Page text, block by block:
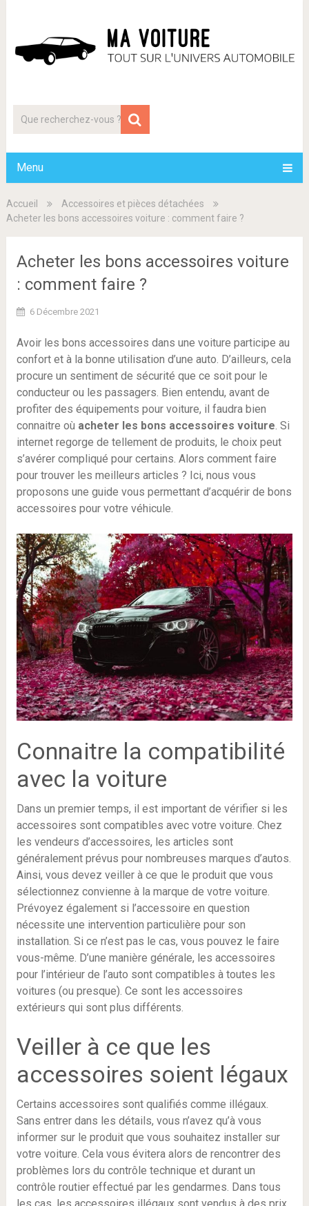
Menu
Accueil
Accessoires et pièces détachées
Acheter les bons accessoires voiture : comment faire ?
Acheter les bons accessoires voiture
: comment faire ?
6 Décembre 2021
Avoir les bons accessoires dans une voiture participe au
confort et à la bonne utilisation d’une auto. D’ailleurs, cela
procure un sentiment de sécurité que ce soit pour le
conducteur ou les passagers. Bien entendu, avant de
profiter des équipements pour voiture, il faudra bien
connaitre où acheter les bons accessoires voiture. Si
internet regorge de tellement de produits, le choix peut
s’avérer compliqué pour certains. Alors comment faire
pour trouver les meilleurs articles ? Ici, nous vous
proposons une guide vous permettant d’acquérir de bons
accessoires pour votre véhicule.
Connaitre la compatibilité
avec la voiture
Dans un premier temps, il est important de vérifier si les
accessoires sont compatibles avec votre voiture. Chez
les vendeurs d’accessoires, les articles sont
généralement prévus pour nombreuses marques d’autos.
Ainsi, vous devez veiller à ce que le produit que vous
sélectionnez convienne à la marque de votre voiture.
Prévoyez également si l’accessoire en question
nécessite une intervention particulière pour son
installation. Si ce n’est pas le cas, vous pouvez le faire
vous-même. D’une manière générale, les accessoires
pour l’intérieur de l’auto sont compatibles à toutes les
voitures (ou presque). Ce sont les accessoires
extérieurs qui sont plus différents.
Veiller à ce que les
accessoires soient légaux
Certains accessoires sont qualifiés comme illégaux.
Sans entrer dans les détails, vous n’avez qu’à vous
informer sur le produit que vous souhaitez installer sur
votre voiture. Cela vous évitera alors de rencontrer des
problèmes lors du contrôle technique et durant un
contrôle routier effectué par les gendarmes. Dans tous
les cas, les accessoires illégaux sont vendus à des prix